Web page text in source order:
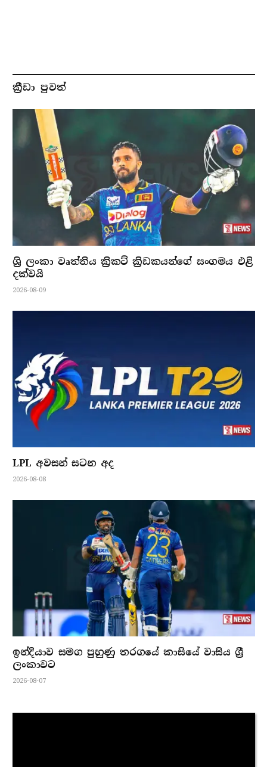
ක්‍රීඩා පුවත්
ශ්‍රි ලංකා වෘත්තිය ක්‍රිකට් ක්‍රිඩකයන්ගේ සංගමය එළි
දක්වයි
2026-08-09
LPL අවසන් සටන අද
2026-08-08
ඉන්දියාව සමග පුහුණු තරගයේ කාසියේ වාසිය ශ්‍රී
ලංකාවට
2026-08-07